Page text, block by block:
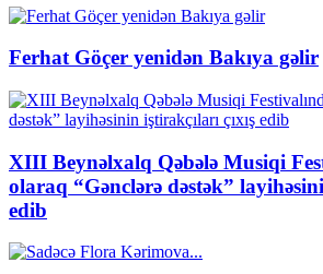
Ferhat Göçer yenidən Bakıya gəlir
XIII Beynəlxalq Qəbələ Musiqi
olaraq “Gənclərə dəstək”
edib